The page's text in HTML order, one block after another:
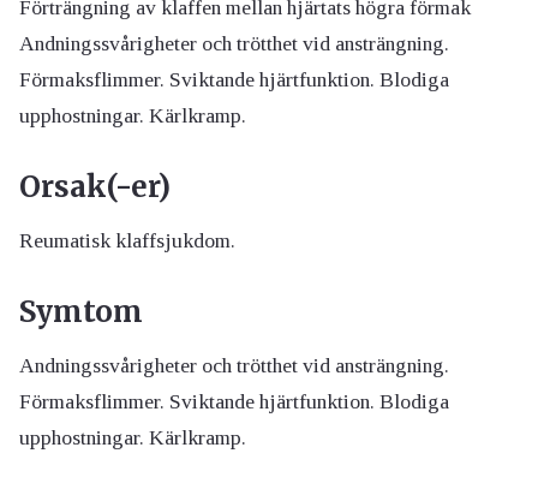
Förträngning av klaffen mellan hjärtats högra förmak
Andningssvårigheter och trötthet vid ansträngning.
Förmaksflimmer. Sviktande hjärtfunktion. Blodiga
upphostningar. Kärlkramp.
Orsak(-er)
Reumatisk klaffsjukdom.
Symtom
Andningssvårigheter och trötthet vid ansträngning.
Förmaksflimmer. Sviktande hjärtfunktion. Blodiga
upphostningar. Kärlkramp.